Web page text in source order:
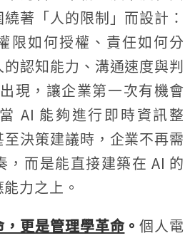
著「人的限制」而設計：
限如何授權、責任如何分
認知能力、溝通速度與判
現，讓企業第一次有機會
AI 能夠進行即時資訊整
決策建議時，企業不再需
，而是能直接建築在 AI 的
力之上。
更是管理學革命。個人電